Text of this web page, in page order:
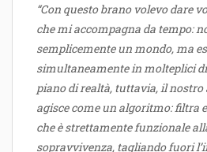
“Con questo brano volevo dare
che mi accompagna da tempo:
semplicemente un mondo, ma
simultaneamente in molteplici
piano di realtà, tuttavia, il
agisce come un algoritmo: filtra
che è strettamente funzionale
sopravvivenza, tagliando fuori